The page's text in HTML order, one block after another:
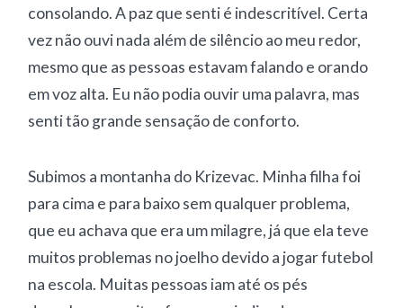
consolando. A paz que senti é indescritível. Certa
vez não ouvi nada além de silêncio ao meu redor,
mesmo que as pessoas estavam falando e orando
em voz alta. Eu não podia ouvir uma palavra, mas
senti tão grande sensação de conforto.
Subimos a montanha do Krizevac. Minha filha foi
para cima e para baixo sem qualquer problema,
que eu achava que era um milagre, já que ela teve
muitos problemas no joelho devido a jogar futebol
na escola. Muitas pessoas iam até os pés